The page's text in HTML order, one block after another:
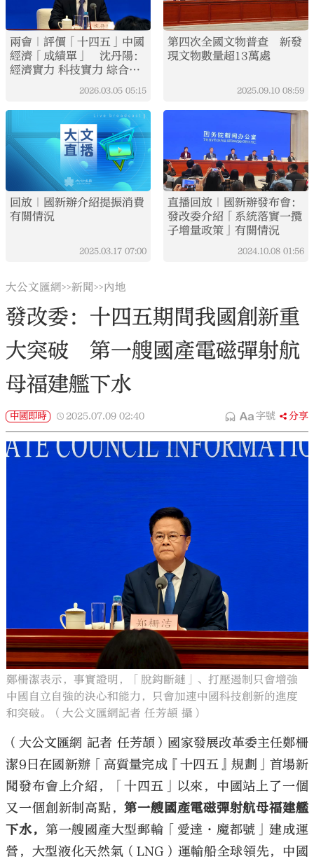
兩會｜評價「十四五」中國
經濟「成績單」 沈丹陽：
經濟實力 科技實力 綜合國
2026.03.05 05:15
第四次全國文物普查 新發
現文物數量超13萬處
2025.09.10 08:59
回放｜國新辦介紹提振消費
有關情況
2025.03.17 07:00
直播回放｜國新辦發布會：
發改委介紹「系統落實一攬
子增量政策」有關情況
2024.10.08 01:56
大公文匯網>>新聞>>內地
發改委：十四五期間我國創新重
大突破 第一艘國產電磁彈射航
母福建艦下水
中國即時 2025.07.09 02:40 字號 分享
鄭柵潔表示，事實證明，「脫鈎斷鏈」、打壓遏制只會增強
中國自立自強的決心和能力，只會加速中國科技創新的進度
和突破。（大公文匯網記者 任芳頡 攝）
（大公文匯網 記者 任芳頡）國家發展改革委主任鄭柵
潔9日在國新辦「高質量完成『十四五』規劃」首場新
聞發布會上介紹，「十四五」以來，中國站上了一個
又一個創新制高點，第一艘國產電磁彈射航母福建艦
下水， 第一艘國產大型郵輪「愛達·魔都號」建成運
營，大型液化天然氣（LNG）運輸船全球領先，中國